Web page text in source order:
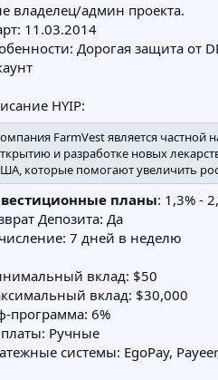
владелец/админ проекта.
11.03.2014
Дорогая защита
HYIP:
FarmVest является частной
и разработке новых
которые помогают увеличить
планы: 1,3% -
Депозита: Да
7 дней в неделю
вклад: $50
вклад: $30,000
программа: 6%
Ручные
системы: EgoPay,